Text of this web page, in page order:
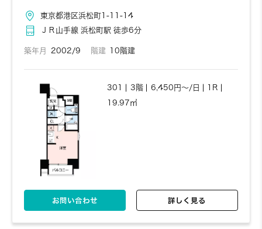
東京都港区浜松町1-11-14
ＪＲ山手線 浜松町駅 徒歩6分
築年月 2002/9 階建 10階建
301 3階 6,450円～/日
1R
19.97㎡
お問い合わせ 詳しく見る